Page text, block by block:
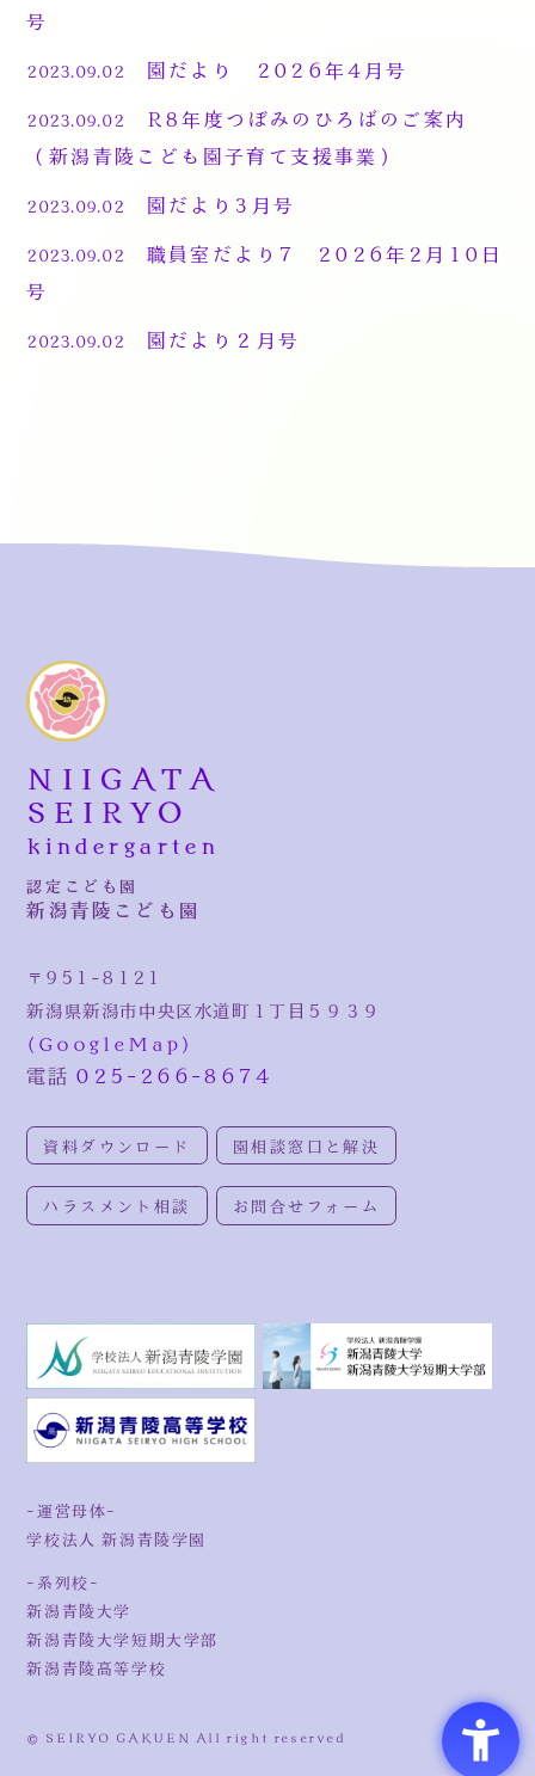
号
2023.09.02 園だより 2026年4月号
2023.09.02
R8年度つぼみのひろばのご案内
（新潟青陵こども園子育て支援事業）
2023.09.02 園だより3月号
2023.09.02
職員室だより7 2026年2月10日
号
2023.09.02 園だより２月号
NIIGATA
SEIRYO
kindergarten
認定こども園
新潟青陵こども園
〒951-8121
新潟県新潟市中央区水道町１丁目５９３９
(GoogleMap)
電話 025-266-8674
資料ダウンロード 園相談窓口と解決
ハラスメント相談 お問合せフォーム
-運営母体-
学校法人 新潟青陵学園
-系列校-
新潟青陵大学
新潟青陵大学短期大学部
新潟青陵高等学校
©︎ SEIRYO GAKUEN All right reserved